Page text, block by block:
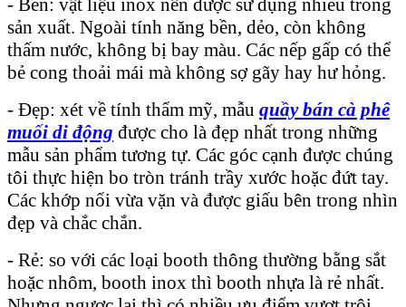
- Bền: vật liệu inox nên được sử dụng nhiều trong
sản xuất. Ngoài tính năng bền, dẻo, còn không
thấm nước, không bị bay màu. Các nếp gấp có thể
bẻ cong thoải mái mà không sợ gãy hay hư hỏng.
- Đẹp: xét về tính thẩm mỹ, mẫu quầy bán cà phê
muối di động được cho là đẹp nhất trong những
mẫu sản phẩm tương tự. Các góc cạnh được chúng
tôi thực hiện bo tròn tránh trầy xước hoặc đứt tay.
Các khớp nối vừa vặn và được giấu bên trong nhìn
đẹp và chắc chắn.
- Rẻ: so với các loại booth thông thường bằng sắt
hoặc nhôm, booth inox thì booth nhựa là rẻ nhất.